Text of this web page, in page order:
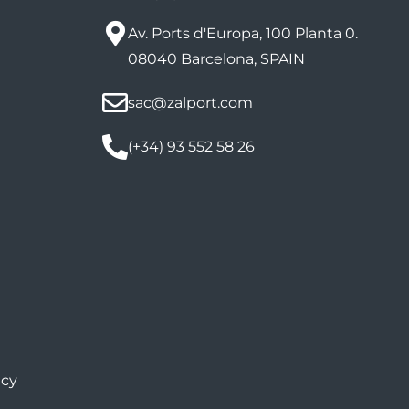
Av. Ports d'Europa, 100 Planta 0.
08040 Barcelona, SPAIN
sac@zalport.com
(+34) 93 552 58 26